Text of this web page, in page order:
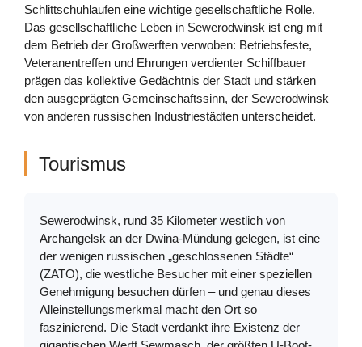
Schlittschuhlaufen eine wichtige gesellschaftliche Rolle.
Das gesellschaftliche Leben in Sewerodwinsk ist eng mit
dem Betrieb der Großwerften verwoben: Betriebsfeste,
Veteranentreffen und Ehrungen verdienter Schiffbauer
prägen das kollektive Gedächtnis der Stadt und stärken
den ausgeprägten Gemeinschaftssinn, der Sewerodwinsk
von anderen russischen Industriestädten unterscheidet.
Tourismus
Sewerodwinsk, rund 35 Kilometer westlich von
Archangelsk an der Dwina-Mündung gelegen, ist eine
der wenigen russischen „geschlossenen Städte“
(ZATO), die westliche Besucher mit einer speziellen
Genehmigung besuchen dürfen – und genau dieses
Alleinstellungsmerkmal macht den Ort so
faszinierend. Die Stadt verdankt ihre Existenz der